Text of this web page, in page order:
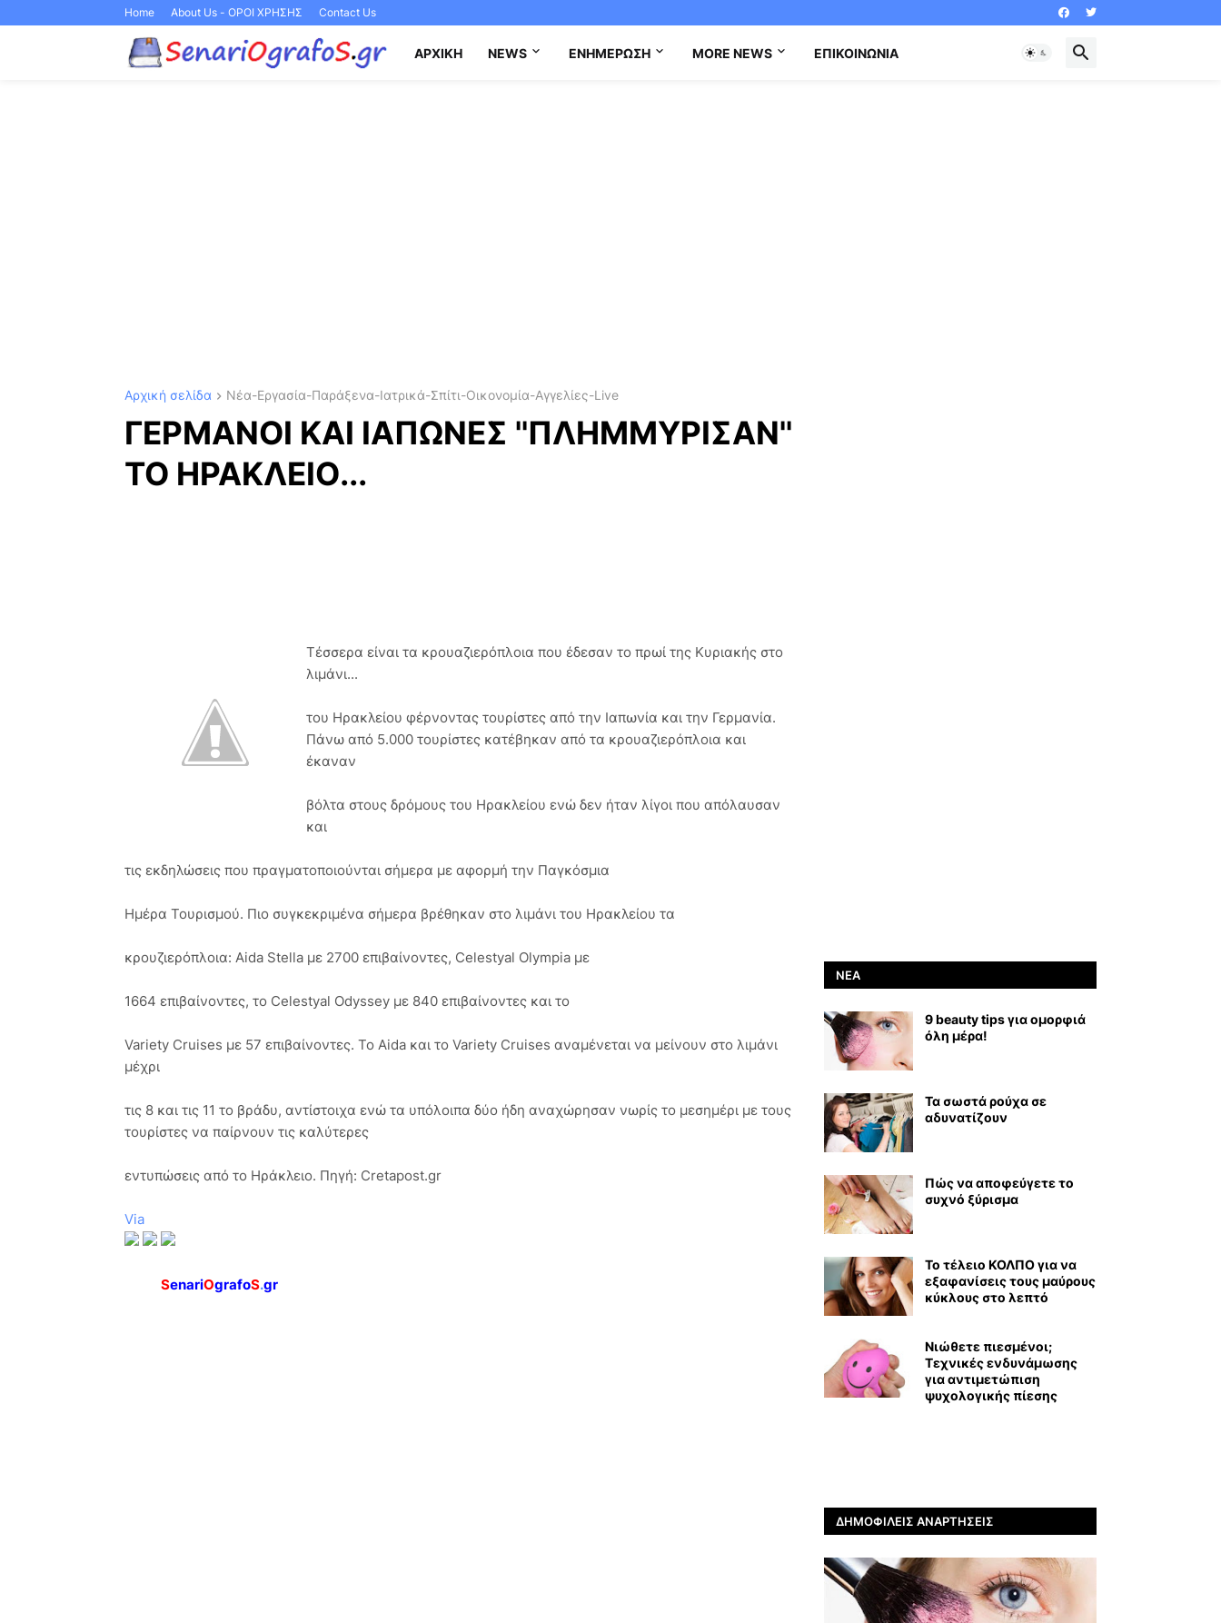
Home About Us - ΟΡΟΙ ΧΡΗΣΗΣ Contact Us
ΑΡΧΙΚΉ NEWS ΕΝΗΜΈΡΩΣΗ MORE NEWS ΕΠΙΚΟΙΝΩΝΊΑ
Αρχική σελίδα Νέα-Εργασία-Παράξενα-Ιατρικά-Σπίτι-Οικονομία-Αγγελίες-Live
ΓΕΡΜΑΝΟΙ ΚΑΙ ΙΑΠΩΝΕΣ ''ΠΛΗΜΜΥΡΙΣΑΝ''
ΤΟ ΗΡΑΚΛΕΙΟ...
Τέσσερα είναι τα κρουαζιερόπλοια που έδεσαν το πρωί της Κυριακής στο
λιμάνι...
του Ηρακλείου φέρνοντας τουρίστες από την Ιαπωνία και την Γερμανία.
Πάνω από 5.000 τουρίστες κατέβηκαν από τα κρουαζιερόπλοια και
έκαναν
βόλτα στους δρόμους του Ηρακλείου ενώ δεν ήταν λίγοι που απόλαυσαν
και
τις εκδηλώσεις που πραγματοποιούνται σήμερα με αφορμή την Παγκόσμια
Ημέρα Τουρισμού. Πιο συγκεκριμένα σήμερα βρέθηκαν στο λιμάνι του Ηρακλείου τα
κρουζιερόπλοια: Aida Stella με 2700 επιβαίνοντες, Celestyal Olympia με
1664 επιβαίνοντες, το Celestyal Odyssey με 840 επιβαίνοντες και το
Variety Cruises με 57 επιβαίνοντες. Το Aida και το Variety Cruises αναμένεται να μείνουν στο λιμάνι
μέχρι
τις 8 και τις 11 το βράδυ, αντίστοιχα ενώ τα υπόλοιπα δύο ήδη αναχώρησαν νωρίς το μεσημέρι με τους
τουρίστες να παίρνουν τις καλύτερες
εντυπώσεις από το Ηράκλειο. Πηγή: Cretapost.gr
Via
SenariOgrafoS.gr
ΝΈΑ
9 beauty tips για ομορφιά
όλη μέρα!
Τα σωστά ρούχα σε
αδυνατίζουν
Πώς να αποφεύγετε το
συχνό ξύρισμα
Το τέλειο ΚΟΛΠΟ για να
εξαφανίσεις τους μαύρους
κύκλους στο λεπτό
Νιώθετε πιεσμένοι;
Τεχνικές ενδυνάμωσης
για αντιμετώπιση
ψυχολογικής πίεσης
ΔΗΜΟΦΙΛΕΊΣ ΑΝΑΡΤΉΣΕΙΣ